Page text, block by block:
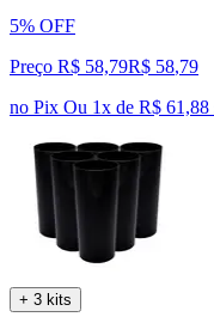
5% OFF
Preço R$ 58,79R$ 58,79
no Pix Ou 1x de R$ 61,88
+ 3 kits